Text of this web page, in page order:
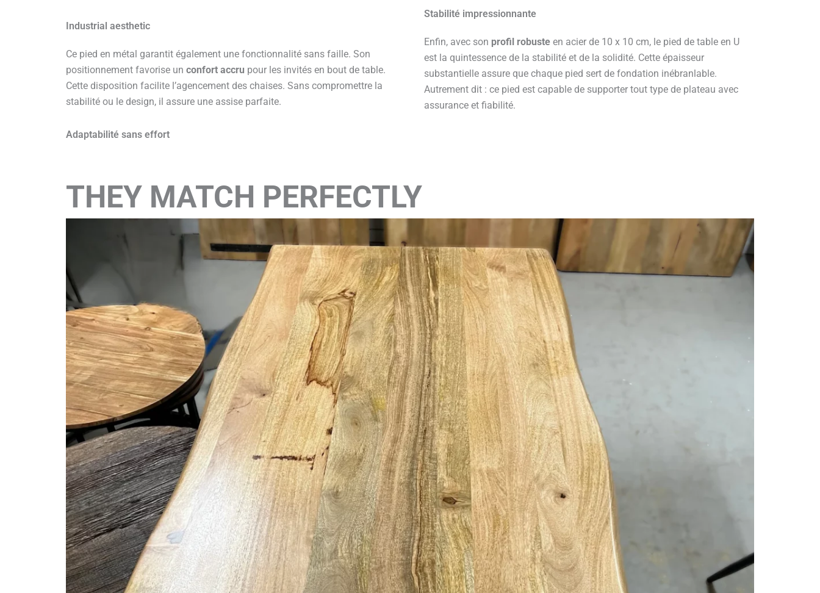
Industrial aesthetic
Ce pied en métal garantit également une fonctionnalité sans faille. Son
positionnement favorise un confort accru pour les invités en bout de table.
Cette disposition facilite l’agencement des chaises. Sans compromettre la
stabilité ou le design, il assure une assise parfaite.
Adaptabilité sans effort
Stabilité impressionnante
Enfin, avec son profil robusteen acier de 10 x 10 cm, le pied de table en U
est la quintessence de la stabilité et de la solidité. Cette épaisseur
substantielle assure que chaque pied sert de fondation inébranlable.
Autrement dit : ce pied est capable de supporter tout type de plateau avec
assurance et fiabilité.
THEY MATCH PERFECTLY